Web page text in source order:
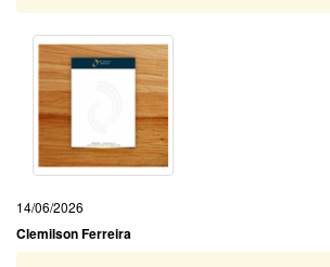
14/06/2026
Clemilson Ferreira